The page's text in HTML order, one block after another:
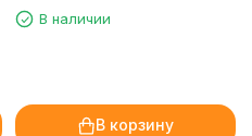
В наличии
В корзину